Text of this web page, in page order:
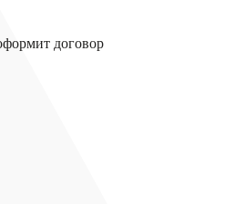
договор